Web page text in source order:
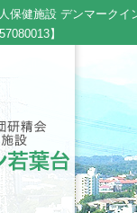
保健施設 デンマークイ
】